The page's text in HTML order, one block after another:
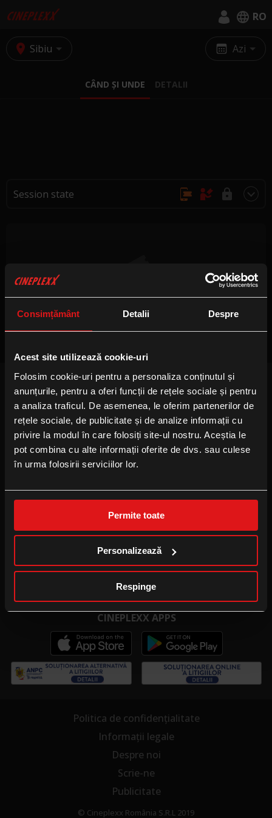
Consimțământ Detalii Despre
Acest site utilizează cookie-uri
Folosim cookie-uri pentru a personaliza conținutul și
anunțurile, pentru a oferi funcții de rețele sociale și pentru
a analiza traficul. De asemenea, le oferim partenerilor de
rețele sociale, de publicitate și de analize informații cu
privire la modul în care folosiți site-ul nostru. Aceștia le
pot combina cu alte informații oferite de dvs. sau culese
în urma folosirii serviciilor lor.
Permite toate
Personalizează
Respinge
RO
Sibiu Azi
CÂND ȘI UNDE DETALII
Session state
Nu sunt sesiuni disponibile
FOLLOW US
Facebook
Instagram
YouTube
Locație eveniment
CINEPLEXX APPS
© Cineplexx România S.R.L 2019
Politica de confidențialitate
Informații legale
Despre noi
Scrie-ne
Publicitate